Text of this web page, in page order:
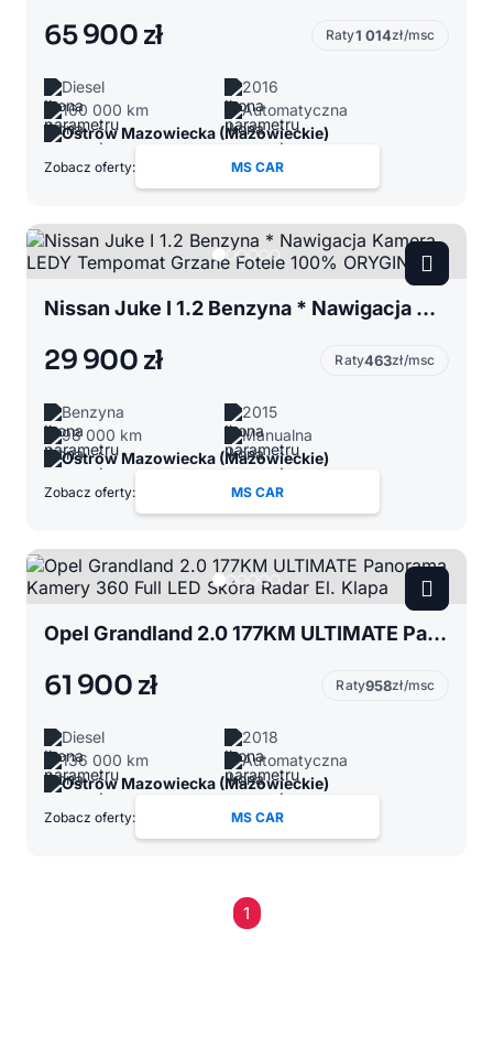
65 900 zł Raty1 014zł/msc
Diesel
2016
160 000 km
Automatyczna
Ostrów Mazowiecka (Mazowieckie)
Zobacz oferty: MS CAR
Nissan Juke I 1.2 Benzyna * Nawigacja Kamera LEDY Tempomat Grzane Fotele 100% ORYGINAŁ
29 900 zł Raty463zł/msc
Benzyna
2015
98 000 km
Manualna
Ostrów Mazowiecka (Mazowieckie)
Zobacz oferty: MS CAR
Opel Grandland 2.0 177KM ULTIMATE Panorama Kamery 360 Full LED Skóra Radar El. Klapa
61 900 zł Raty958zł/msc
Diesel
2018
136 000 km
Automatyczna
Ostrów Mazowiecka (Mazowieckie)
Zobacz oferty: MS CAR
1